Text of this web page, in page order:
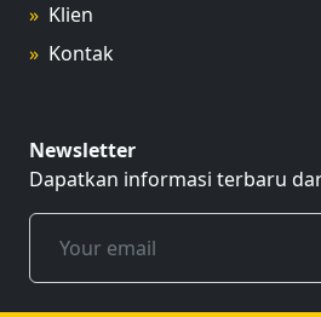
Klien
Kontak
Newsletter
Dapatkan informasi terbaru